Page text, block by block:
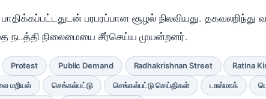
பரபரப்பான சூழல் நிலவியது. தகவலறிந்து
நடத்தி நிலைமையை சீர்செய்ய முயன்றனர்.
Protest Public Demand Radhakrishnan Street Ratina
மறியல் செங்கல்பட்டு செங்கல்பட்டு செய்திகள் டாஸ்மாக்